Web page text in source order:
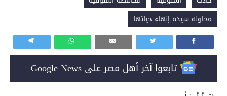
محاوله سيده إنهاء حياتها
تابعوا آخر أهل مصر على Google News